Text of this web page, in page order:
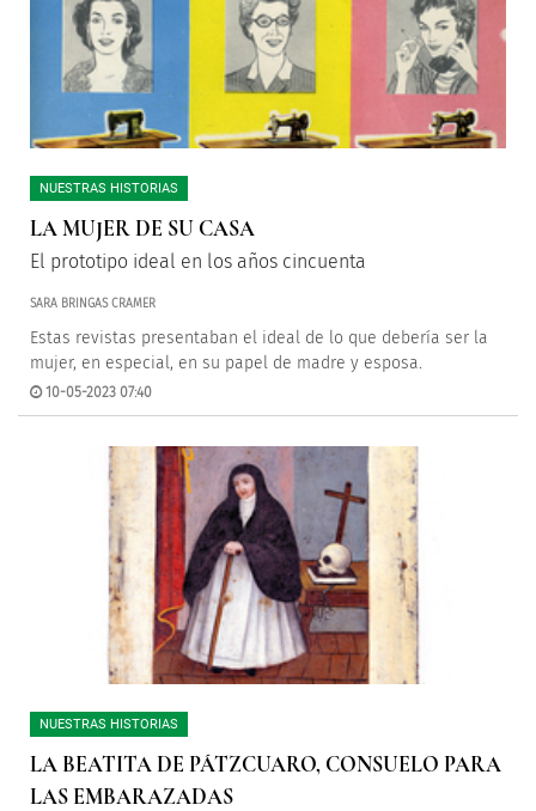
NUESTRAS HISTORIAS
LA MUJER DE SU CASA
El prototipo ideal en los años cincuenta
SARA BRINGAS CRAMER
Estas revistas presentaban el ideal de lo que debería ser la
mujer, en especial, en su papel de madre y esposa.
10-05-2023 07:40
NUESTRAS HISTORIAS
LA BEATITA DE PÁTZCUARO, CONSUELO PARA
LAS EMBARAZADAS